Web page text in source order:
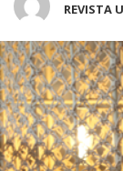
REVISTA